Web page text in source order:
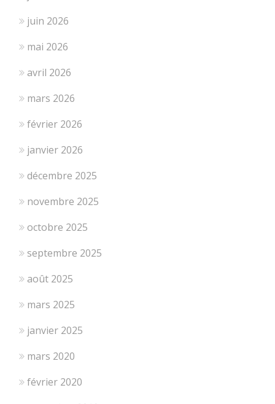
juin 2026
mai 2026
avril 2026
mars 2026
février 2026
janvier 2026
décembre 2025
novembre 2025
octobre 2025
septembre 2025
août 2025
mars 2025
janvier 2025
mars 2020
février 2020